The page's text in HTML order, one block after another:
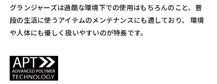
グランジャーズは過酷な環境下での使用はもちろんのこと、普
段の生活に使うアイテムのメンテナンスにも適しており、 環境
や人体にも優しく扱いやすいのが特長です。